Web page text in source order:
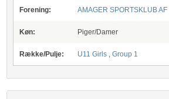
Forening: AMAGER SPORTSKLUB
Køn: Piger/Damer
Række/Pulje: U11 Girls ,Group 1